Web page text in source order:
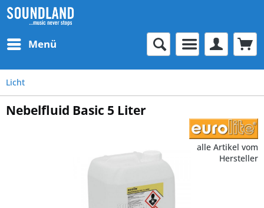
Menü
Licht
Nebelfluid Basic 5 Liter
alle Artikel vom
Hersteller